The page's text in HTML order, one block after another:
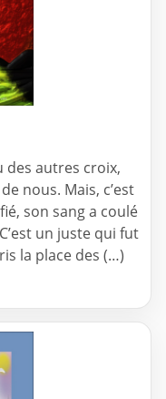
des autres croix,
nous. Mais, c’est
son sang a coulé
un juste qui fut
la place des (…)